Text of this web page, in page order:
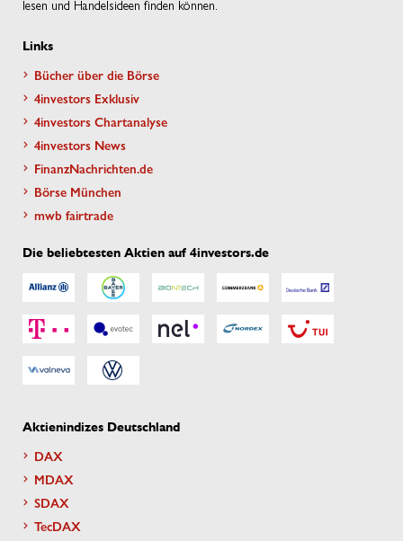
lesen und Handelsideen finden können.
Links
Bücher über die Börse
4investors Exklusiv
4investors Chartanalyse
4investors News
FinanzNachrichten.de
Börse München
mwb fairtrade
Die beliebtesten Aktien auf 4investors.de
Aktienindizes Deutschland
DAX
MDAX
SDAX
TecDAX